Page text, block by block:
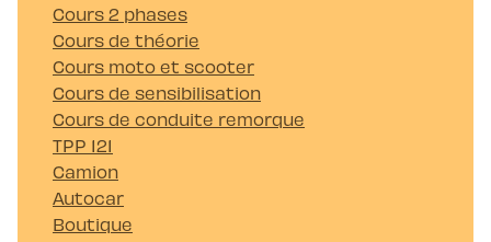
Cours 2 phases
Cours de théorie
Cours moto et scooter
Cours de sensibilisation
Cours de conduite remorque
TPP 121
Camion
Autocar
Boutique